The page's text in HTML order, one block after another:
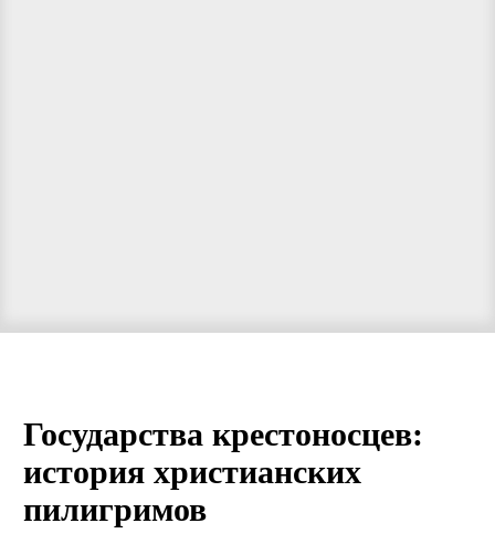
Государства крестоносцев:
история христианских
пилигримов